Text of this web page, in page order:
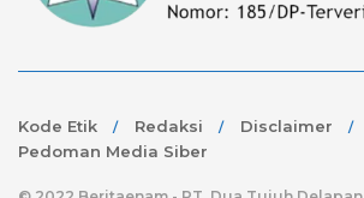
Kode Etik Redaksi
Disclaimer
Pedoman Media Siber